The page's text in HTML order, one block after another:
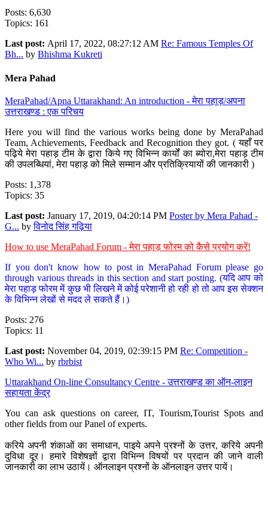
Posts: 6,630
Topics: 161
Last post: April 17, 2022, 08:27:12 AM Re: Famous Temples Of
Bh... by Bhishma Kukreti
Mera Pahad
MeraPahad/Apna Uttarakhand: An introduction - मेरा पहाड़/अपना
उत्तराखण्ड : एक परिचय
Here you will find the various works being done by MeraPahad
Team, Achievements, Feedback and Recognition they got. ( यहाँ पर
पढ़िये मेरा पहाड़ टीम के द्वारा किये गए विभिन्न कार्यों का ब्योरा,मेरा पहाड़ टीम
की उपलब्धियां, मेरा पहाड़ को मिले सम्मान और प्रतिक्रियायों की जानकारी )
Posts: 1,378
Topics: 35
Last post: January 17, 2019, 04:20:14 PM Poster by Mera Pahad -
G... byविनोद सिंह गढ़िया
How to use MeraPahad Forum - मेरा पहाड़ फोरम को कैसे प्रयोग करें!
If you don't know how to post in MeraPahad Forum please go
through various threads in this section and start posting. (यदि आप को
मेरा पहाड़ फोरम में कुछ भी लिखने में कोई परेशानी हो रही हो तो आप इस सेक्शन
के विभिन्न लेखों से मदद ले सकते हैं।)
Posts: 276
Topics: 11
Last post: November 04, 2019, 02:39:15 PM Re: Competition -
Who Wi... by rbrbist
Uttarakhand On-line Consultancy Centre - उत्तराखण्ड का ऑन-लाइन
सहायता केंद्र
You can ask questions on career, IT, Tourism,Tourist Spots and
other fields from our Panel of experts.
करिये अपनी शंकाओं का समाधान, पाइये अपने प्रश्नों के उत्तर, करिये अपनी
दुविधा दूर। हमारे विशेषज्ञों द्वारा विभिन्न विषयों पर प्रदान की जाने वाली
जानकारी का लाभ उठायें। ऑनलाइन प्रश्नों के ऑनलाइन उत्तर पायें।